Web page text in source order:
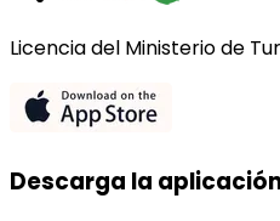
Licencia del Ministerio de
Descarga la